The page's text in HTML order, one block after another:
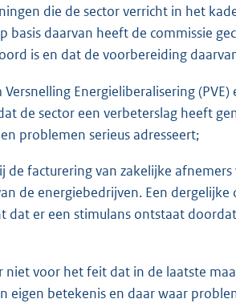
die de sector verricht in het
basis daarvan heeft de commissie
is en dat de voorbereiding
Energieliberalisering
de sector een verbeterslag heeft
problemen serieus adresseert;
de facturering van zakelijke
de energiebedrijven. Een
er een stimulans ontstaat
niet voor het feit dat in de laatste
eigen betekenis en daar waar